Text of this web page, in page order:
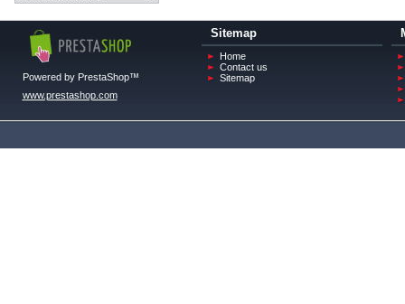
Powered by PrestaShop™
www.prestashop.com
Sitemap
Home
Contact us
Sitemap